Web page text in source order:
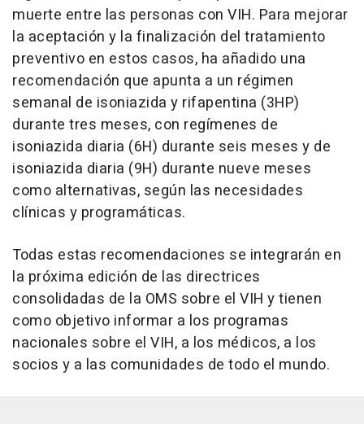
muerte entre las personas con VIH. Para mejorar
la aceptación y la finalización del tratamiento
preventivo en estos casos, ha añadido una
recomendación que apunta a un régimen
semanal de isoniazida y rifapentina (3HP)
durante tres meses, con regímenes de
isoniazida diaria (6H) durante seis meses y de
isoniazida diaria (9H) durante nueve meses
como alternativas, según las necesidades
clínicas y programáticas.
Todas estas recomendaciones se integrarán en
la próxima edición de las directrices
consolidadas de la OMS sobre el VIH y tienen
como objetivo informar a los programas
nacionales sobre el VIH, a los médicos, a los
socios y a las comunidades de todo el mundo.